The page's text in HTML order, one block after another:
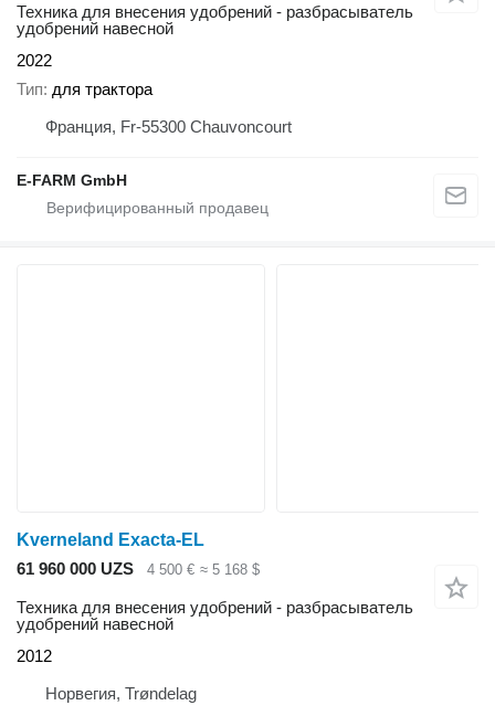
Техника для внесения удобрений - разбрасыватель
удобрений навесной
2022
Тип для трактора
Франция, Fr-55300 Chauvoncourt
E-FARM GmbH
Kverneland Exacta-EL
61 960 000 UZS
4 500 € ≈ 5 168 $
Техника для внесения удобрений - разбрасыватель
удобрений навесной
2012
Норвегия, Trøndelag